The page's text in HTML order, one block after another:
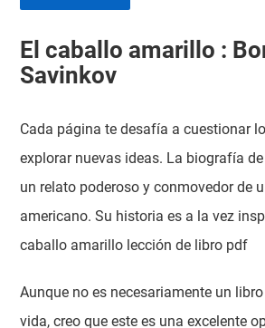
El caballo amarillo :
Savinkov
Cada página te desafía a cuestionar
explorar nuevas ideas. La biografía
un relato poderoso y conmovedor de
americano. Su historia es a la vez
caballo amarillo lección de libro pdf
Aunque no es necesariamente un
vida, creo que este es una excelente